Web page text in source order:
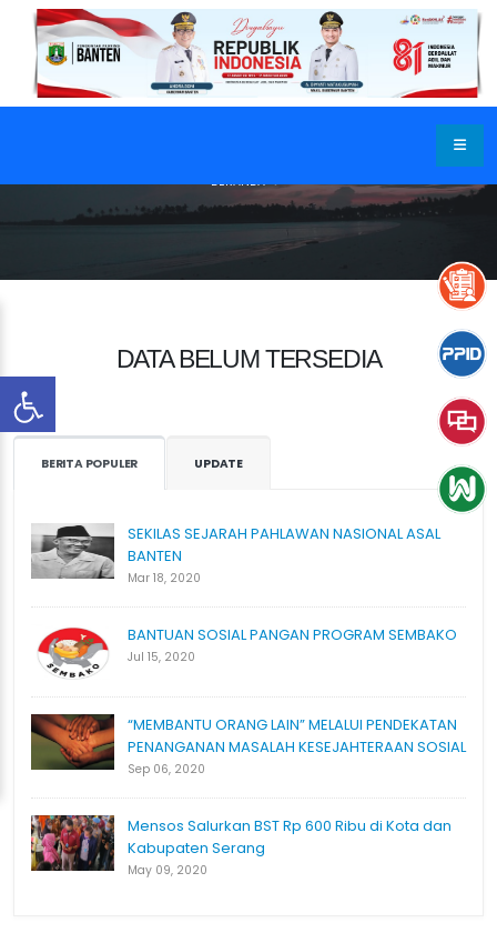
BERANDA
DATA BELUM TERSEDIA
BERITA POPULER UPDATE
SEKILAS SEJARAH PAHLAWAN NASIONAL ASAL
BANTEN
Mar 18, 2020
BANTUAN SOSIAL PANGAN PROGRAM SEMBAKO
Jul 15, 2020
“MEMBANTU ORANG LAIN” MELALUI PENDEKATAN
PENANGANAN MASALAH KESEJAHTERAAN SOSIAL
Sep 06, 2020
Mensos Salurkan BST Rp 600 Ribu di Kota dan
Kabupaten Serang
May 09, 2020